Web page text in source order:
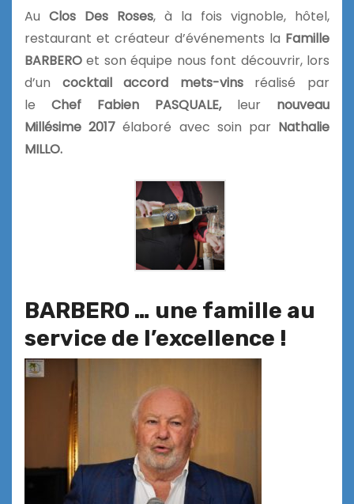
Au Clos Des Roses, à la fois vignoble, hôtel,
restaurant et créateur d’événements la Famille
BARBERO et son équipe nous font découvrir, lors
d’un cocktail accord mets-vinsréalisé par
le Chef Fabien PASQUALE, leur nouveau
Millésime 2017 élaboré avec soin par Nathalie
MILLO.
BARBERO … une famille au
service de l’excellence !